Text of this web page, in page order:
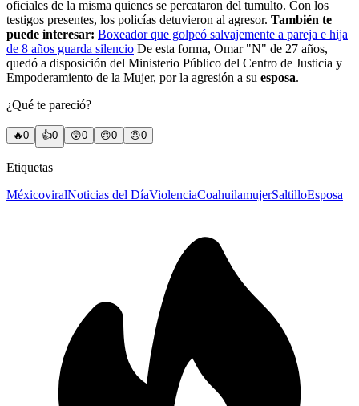
oficiales de la misma quienes se percataron del tumulto. Con los
testigos presentes, los policías detuvieron al agresor. También te
puede interesar: Boxeador que golpeó salvajemente a pareja e hija
de 8 años guarda silencio De esta forma, Omar "N" de 27 años,
quedó a disposición del Ministerio Público del Centro de Justicia y
Empoderamiento de la Mujer, por la agresión a su esposa.
¿Qué te pareció?
🔥0 👍0 😲0 😢0 😠0
Etiquetas
MéxicoviralNoticias del DíaViolenciaCoahuilamujerSaltilloEsposa